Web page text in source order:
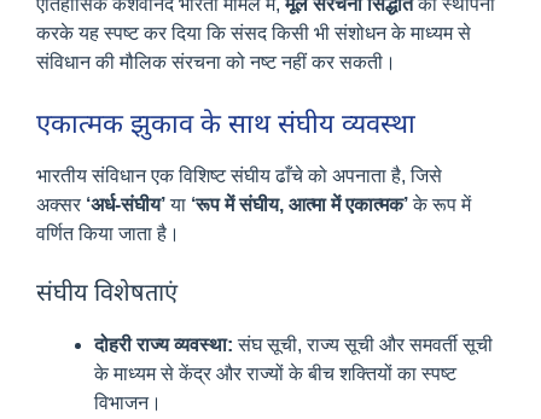
ऐतिहासिक केशवानंद भारती मामले में, मूल संरचना सिद्धांतकी स्थापना
करके यह स्पष्ट कर दिया कि संसद किसी भी संशोधन के माध्यम से
संविधान की मौलिक संरचना को नष्ट नहीं कर सकती।
एकात्मक झुकाव के साथ संघीय व्यवस्था
भारतीय संविधान एक विशिष्ट संघीय ढाँचे को अपनाता है, जिसे
अक्सर ‘अर्ध-संघीय’या ‘रूप में संघीय, आत्मा में एकात्मक’के रूप में
वर्णित किया जाता है।
संघीय विशेषताएं
दोहरी राज्य व्यवस्था: संघ सूची, राज्य सूची और समवर्ती सूची
के माध्यम से केंद्र और राज्यों के बीच शक्तियों का स्पष्ट
विभाजन।